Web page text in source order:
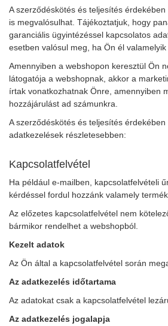
A szerződéskötés és teljesítés
is megvalósulhat. Tájékoztatjuk, hogy
garanciális ügyintézéssel kapcsolatos
esetben valósul meg, ha Ön él valamelyik
Amennyiben a webshopon keresztül Ön
látogatója a webshopnak, akkor a
írtak vonatkozhatnak Önre, amennyiben
hozzájárulást ad számunkra.
A szerződéskötés és teljesítés
adatkezelések részletesebben:
Kapcsolatfelvétel
Ha például e-mailben, kapcsolatfelvételi
kérdéssel fordul hozzánk valamely
Az előzetes kapcsolatfelvétel nem
bármikor rendelhet a webshopból.
Kezelt adatok
Az Ön által a kapcsolatfelvétel során
Az adatkezelés időtartama
Az adatokat csak a kapcsolatfelvétel
Az adatkezelés jogalapja